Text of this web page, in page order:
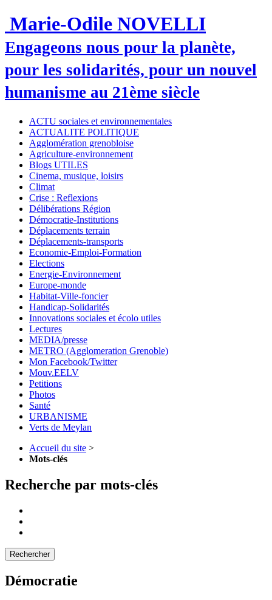
Marie-Odile NOVELLI
Engageons nous pour la planète,
pour les solidarités, pour un nouvel
humanisme au 21ème siècle
ACTU sociales et environnementales
ACTUALITE POLITIQUE
Agglomération grenobloise
Agriculture-environnement
Blogs UTILES
Cinema, musique, loisirs
Climat
Crise : Reflexions
Délibérations Région
Démocratie-Institutions
Déplacements terrain
Déplacements-transports
Economie-Emploi-Formation
Elections
Energie-Environnement
Europe-monde
Habitat-Ville-foncier
Handicap-Solidarités
Innovations sociales et écolo utiles
Lectures
MEDIA/presse
METRO (Agglomeration Grenoble)
Mon Facebook/Twitter
Mouv.EELV
Petitions
Photos
Santé
URBANISME
Verts de Meylan
Accueil du site >
Mots-clés
Recherche par mots-clés
Démocratie